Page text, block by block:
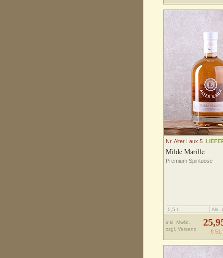
Nr. Alter Laux 5
Milde Marille
Premium Spirituose
0,5 l Alk.
inkl. MwSt.
zzgl. Versand €